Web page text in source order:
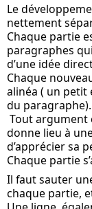
Le
nettement
Chaque partie
paragraphes
d’une idée
Chaque
alinéa ( un petit
du paragraphe).
donne lieu à
d’apprécier sa
Chaque partie
Il faut sauter
chaque partie,